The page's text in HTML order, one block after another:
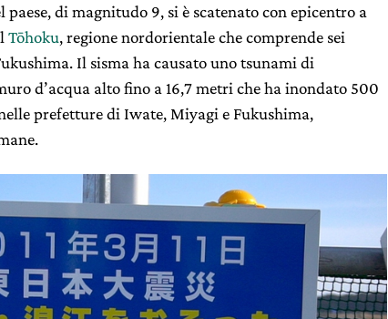
di magnitudo 9, si è scatenato con epicentro a
Tōhoku, regione nordorientale che comprende sei
Il sisma ha causato uno tsunami di
d’acqua alto fino a 16,7 metri che ha inondato 500
prefetture di Iwate, Miyagi e Fukushima,